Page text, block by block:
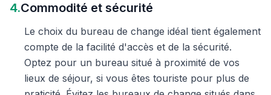
4.Commodité et sécurité
Le choix du bureau de change idéal tient également
compte de la facilité d'accès et de la sécurité.
Optez pour un bureau situé à proximité de vos
lieux de séjour, si vous êtes touriste pour plus de